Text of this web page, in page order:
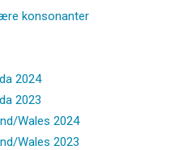
konsonanter
2024
2023
Wales 2024
Wales 2023